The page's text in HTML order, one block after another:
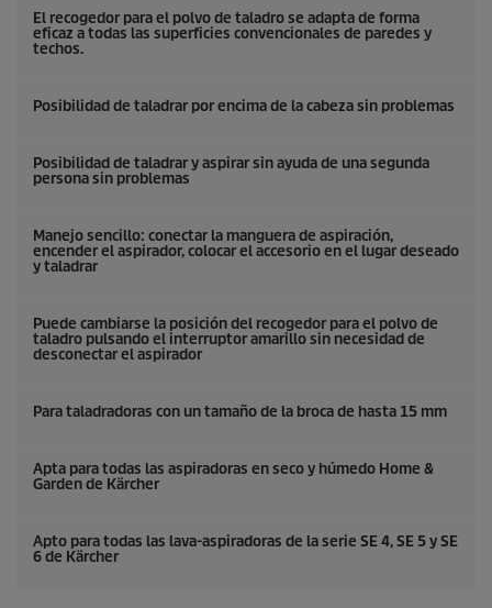
El recogedor para el polvo de taladro se adapta de forma
eficaz a todas las superficies convencionales de paredes y
techos.
Posibilidad de taladrar por encima de la cabeza sin problemas
Posibilidad de taladrar y aspirar sin ayuda de una segunda
persona sin problemas
Manejo sencillo: conectar la manguera de aspiración,
encender el aspirador, colocar el accesorio en el lugar deseado
y taladrar
Puede cambiarse la posición del recogedor para el polvo de
taladro pulsando el interruptor amarillo sin necesidad de
desconectar el aspirador
Para taladradoras con un tamaño de la broca de hasta 15 mm
Apta para todas las aspiradoras en seco y húmedo Home &
Garden de Kärcher
Apto para todas las lava-aspiradoras de la serie SE 4, SE 5 y SE
6 de Kärcher